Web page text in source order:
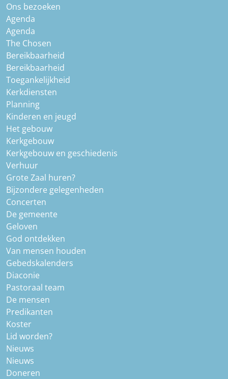
Ons bezoeken
Agenda
Agenda
The Chosen
Bereikbaarheid
Bereikbaarheid
Toegankelijkheid
Kerkdiensten
Planning
Kinderen en jeugd
Het gebouw
Kerkgebouw
Kerkgebouw en geschiedenis
Verhuur
Grote Zaal huren?
Bijzondere gelegenheden
Concerten
De gemeente
Geloven
God ontdekken
Van mensen houden
Gebedskalenders
Diaconie
Pastoraal team
De mensen
Predikanten
Koster
Lid worden?
Nieuws
Nieuws
Doneren